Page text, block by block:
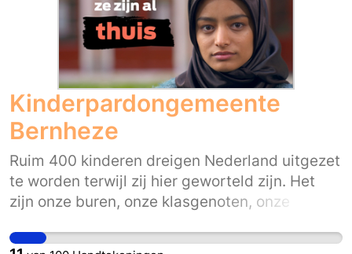
Kinderpardongemeente
Bernheze
Ruim 400 kinderen dreigen Nederland uitgezet
te worden terwijl zij hier geworteld zijn. Het
zijn onze buren, onze klasgenoten, onze
Ze horen bij ons. Hoe Nederlands zij zich in hun